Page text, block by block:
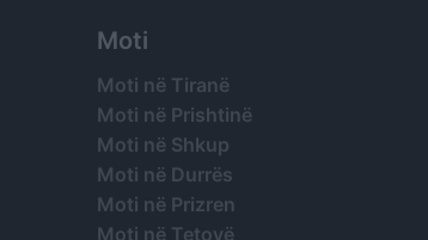
Moti
Moti në Tiranë
Moti në Prishtinë
Moti në Shkup
Moti në Durrës
Moti në Prizren
Moti në Tetovë